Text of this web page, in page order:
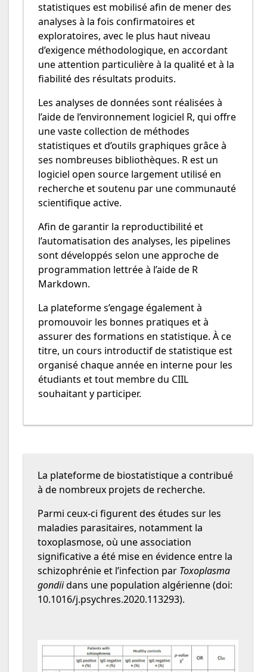
statistiques est mobilisé afin de mener des
analyses à la fois confirmatoires et
exploratoires, avec le plus haut niveau
d’exigence méthodologique, en accordant
une attention particulière à la qualité et à la
fiabilité des résultats produits.
Les analyses de données sont réalisées à
l’aide de l’environnement logiciel R, qui offre
une vaste collection de méthodes
statistiques et d’outils graphiques grâce à
ses nombreuses bibliothèques. R est un
logiciel open source largement utilisé en
recherche et soutenu par une communauté
scientifique active.
Afin de garantir la reproductibilité et
l’automatisation des analyses, les pipelines
sont développés selon une approche de
programmation lettrée à l’aide de R
Markdown.
La plateforme s’engage également à
promouvoir les bonnes pratiques et à
assurer des formations en statistique. À ce
titre, un cours introductif de statistique est
organisé chaque année en interne pour les
étudiants et tout membre du CIIL
souhaitant y participer.
La plateforme de biostatistique a contribué
à de nombreux projets de recherche.
Parmi ceux-ci figurent des études sur les
maladies parasitaires, notamment la
toxoplasmose, où une association
significative a été mise en évidence entre la
schizophrénie et l’infection par Toxoplasma
gondiidans une population algérienne (doi:
10.1016/j.psychres.2020.113293).